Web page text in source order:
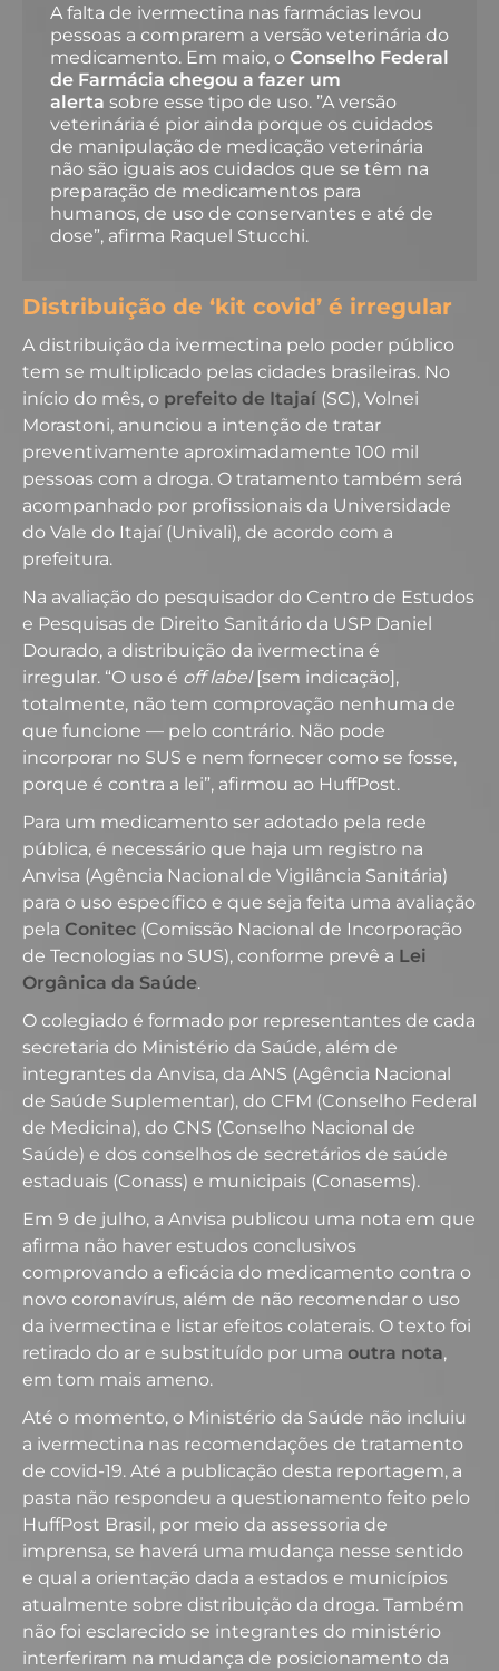
A falta de ivermectina nas farmácias levou
pessoas a comprarem a versão veterinária do
medicamento. Em maio, o Conselho Federal
de Farmácia chegou a fazer um
alerta sobre esse tipo de uso. ”A versão
veterinária é pior ainda porque os cuidados
de manipulação de medicação veterinária
não são iguais aos cuidados que se têm na
preparação de medicamentos para
humanos, de uso de conservantes e até de
dose”, afirma Raquel Stucchi.
Distribuição de ‘kit covid’ é irregular
A distribuição da ivermectina pelo poder público
tem se multiplicado pelas cidades brasileiras. No
início do mês, o prefeito de Itajaí (SC), Volnei
Morastoni, anunciou a intenção de tratar
preventivamente aproximadamente 100 mil
pessoas com a droga. O tratamento também será
acompanhado por profissionais da Universidade
do Vale do Itajaí (Univali), de acordo com a
prefeitura.
Na avaliação do pesquisador do Centro de Estudos
e Pesquisas de Direito Sanitário da USP Daniel
Dourado, a distribuição da ivermectina é
irregular. “O uso é off label[sem indicação],
totalmente, não tem comprovação nenhuma de
que funcione — pelo contrário. Não pode
incorporar no SUS e nem fornecer como se fosse,
porque é contra a lei”, afirmou ao HuffPost.
Para um medicamento ser adotado pela rede
pública, é necessário que haja um registro na
Anvisa (Agência Nacional de Vigilância Sanitária)
para o uso específico e que seja feita uma avaliação
pela Conitec (Comissão Nacional de Incorporação
de Tecnologias no SUS), conforme prevê a Lei
Orgânica da Saúde.
O colegiado é formado por representantes de cada
secretaria do Ministério da Saúde, além de
integrantes da Anvisa, da ANS (Agência Nacional
de Saúde Suplementar), do CFM (Conselho Federal
de Medicina), do CNS (Conselho Nacional de
Saúde) e dos conselhos de secretários de saúde
estaduais (Conass) e municipais (Conasems).
Em 9 de julho, a Anvisa publicou uma nota em que
afirma não haver estudos conclusivos
comprovando a eficácia do medicamento contra o
novo coronavírus, além de não recomendar o uso
da ivermectina e listar efeitos colaterais. O texto foi
retirado do ar e substituído por uma outra nota,
em tom mais ameno.
Até o momento, o Ministério da Saúde não incluiu
a ivermectina nas recomendações de tratamento
de covid-19. Até a publicação desta reportagem, a
pasta não respondeu a questionamento feito pelo
HuffPost Brasil, por meio da assessoria de
imprensa, se haverá uma mudança nesse sentido
e qual a orientação dada a estados e municípios
atualmente sobre distribuição da droga. Também
não foi esclarecido se integrantes do ministério
interferiram na mudança de posicionamento da